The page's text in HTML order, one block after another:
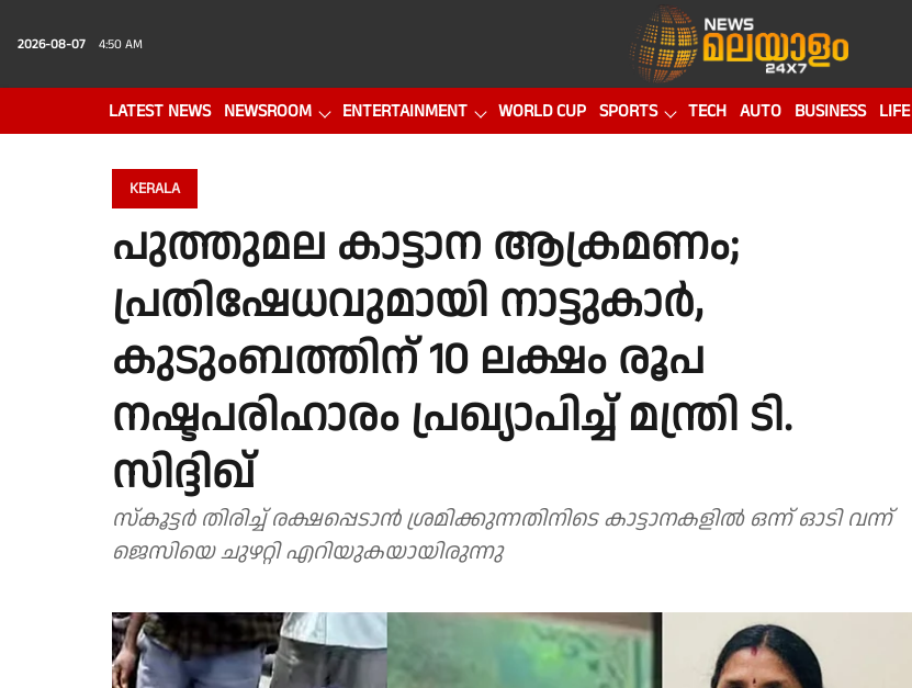
2026-08-07 4:50 AM
LATEST NEWS NEWSROOM ENTERTAINMENT WORLD CUP SPORTS TECH AUTO BUSINESS LIFE
KERALA
പുത്തുമല കാട്ടാന ആക്രമണം;
പ്രതിഷേധവുമായി നാട്ടുകാർ,
കുടുംബത്തിന് 10 ലക്ഷം രൂപ
നഷ്ടപരിഹാരം പ്രഖ്യാപിച്ച് മന്ത്രി ടി.
സിദ്ദിഖ്
സ്കൂട്ടർ തിരിച്ച് രക്ഷപ്പെടാൻ ശ്രമിക്കുന്നതിനിടെ കാട്ടാനകളിൽ ഒന്ന് ഓടി വന്ന്
ജെസിയെ ചുഴറ്റി എറിയുകയായിരുന്നു